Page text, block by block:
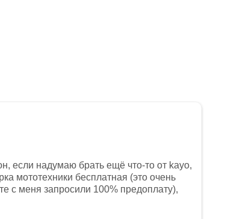
если надумаю брать ещё что-то от kayo,
мототехники бесплатная (это очень
с меня запросили 100% предоплату),